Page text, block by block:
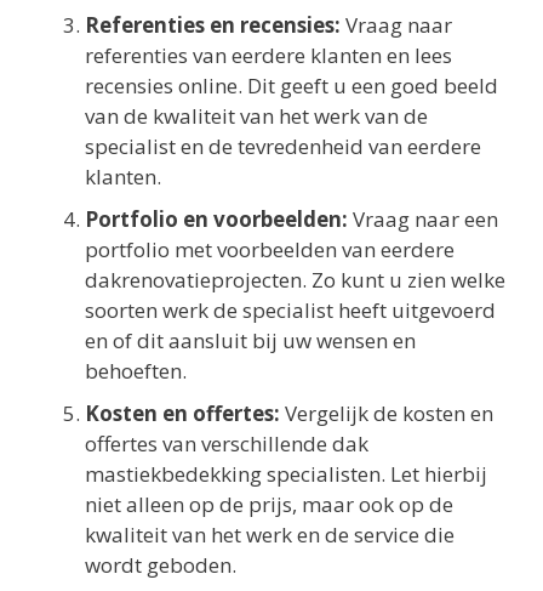
Referenties en recensies: Vraag naar
referenties van eerdere klanten en lees
recensies online. Dit geeft u een goed beeld
van de kwaliteit van het werk van de
specialist en de tevredenheid van eerdere
klanten.
Portfolio en voorbeelden: Vraag naar een
portfolio met voorbeelden van eerdere
dakrenovatieprojecten. Zo kunt u zien welke
soorten werk de specialist heeft uitgevoerd
en of dit aansluit bij uw wensen en
behoeften.
Kosten en offertes: Vergelijk de kosten en
offertes van verschillende dak
mastiekbedekking specialisten. Let hierbij
niet alleen op de prijs, maar ook op de
kwaliteit van het werk en de service die
wordt geboden.